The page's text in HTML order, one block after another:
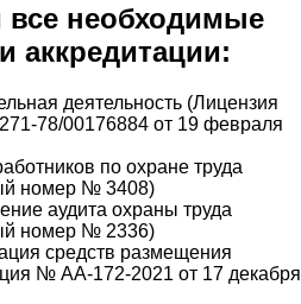
необходимые
аккредитации:
деятельность (Лицензия
78/00176884 от 19 февраля
по охране труда
номер № 3408)
аудита охраны труда
номер № 2336)
средств размещения
№ АА-172-2021 от 17 декабря